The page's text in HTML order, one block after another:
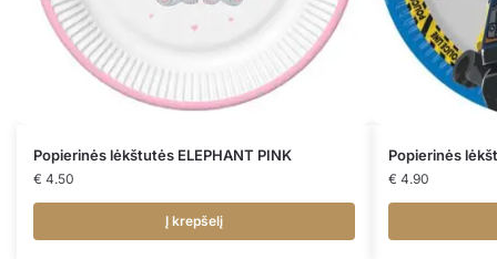
Popierinės lėkštutės ELEPHANT PINK
€ 4.50
Į krepšelį
Popierinės
€ 4.90